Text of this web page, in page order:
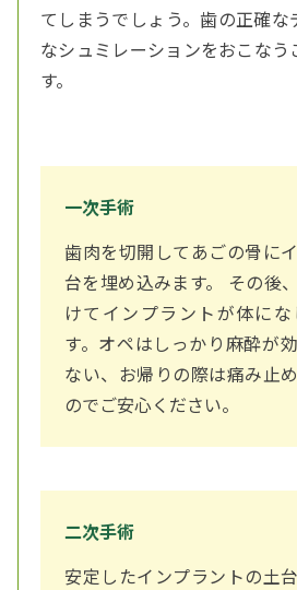
てしまうでしょう。歯の正確な
なシュミレーションをおこなう
す。
一次手術
歯肉を切開してあごの骨に
台を埋め込みます。 その後
けてインプラントが体に
す。オペはしっかり麻酔が
ない、お帰りの際は痛み止
のでご安心ください。
二次手術
安定したインプラントの土